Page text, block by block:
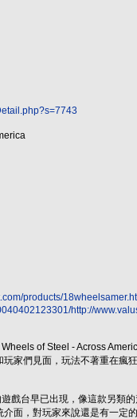
products/
http://
of Steel - Across
家們見面，玩法不著重在瘋
台早已出現，像這款另類的
面，對玩家來說還是有一定的